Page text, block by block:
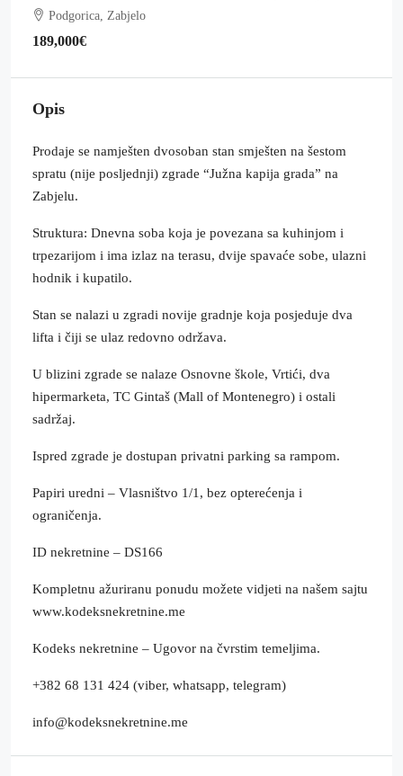
Podgorica, Zabjelo
189,000€
Opis
Prodaje se namješten dvosoban stan smješten na šestom
spratu (nije posljednji) zgrade “Južna kapija grada” na
Zabjelu.
Struktura: Dnevna soba koja je povezana sa kuhinjom i
trpezarijom i ima izlaz na terasu, dvije spavaće sobe, ulazni
hodnik i kupatilo.
Stan se nalazi u zgradi novije gradnje koja posjeduje dva
lifta i čiji se ulaz redovno održava.
U blizini zgrade se nalaze Osnovne škole, Vrtići, dva
hipermarketa, TC Gintaš (Mall of Montenegro) i ostali
sadržaj.
Ispred zgrade je dostupan privatni parking sa rampom.
Papiri uredni – Vlasništvo 1/1, bez opterećenja i
ograničenja.
ID nekretnine – DS166
Kompletnu ažuriranu ponudu možete vidjeti na našem sajtu
www.kodeksnekretnine.me
Kodeks nekretnine – Ugovor na čvrstim temeljima.
+382 68 131 424 (viber, whatsapp, telegram)
info@kodeksnekretnine.me